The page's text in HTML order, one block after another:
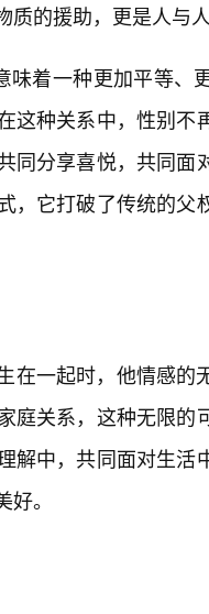
质的援助，更是人与
味着一种更加平等、
这种关系中，性别不
同分享喜悦，共同面
，它打破了传统的父
在一起时，他情感的
庭关系，这种无限的
解中，共同面对生活
。